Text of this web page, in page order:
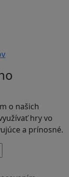
o našich
hry vo
a prínosné.